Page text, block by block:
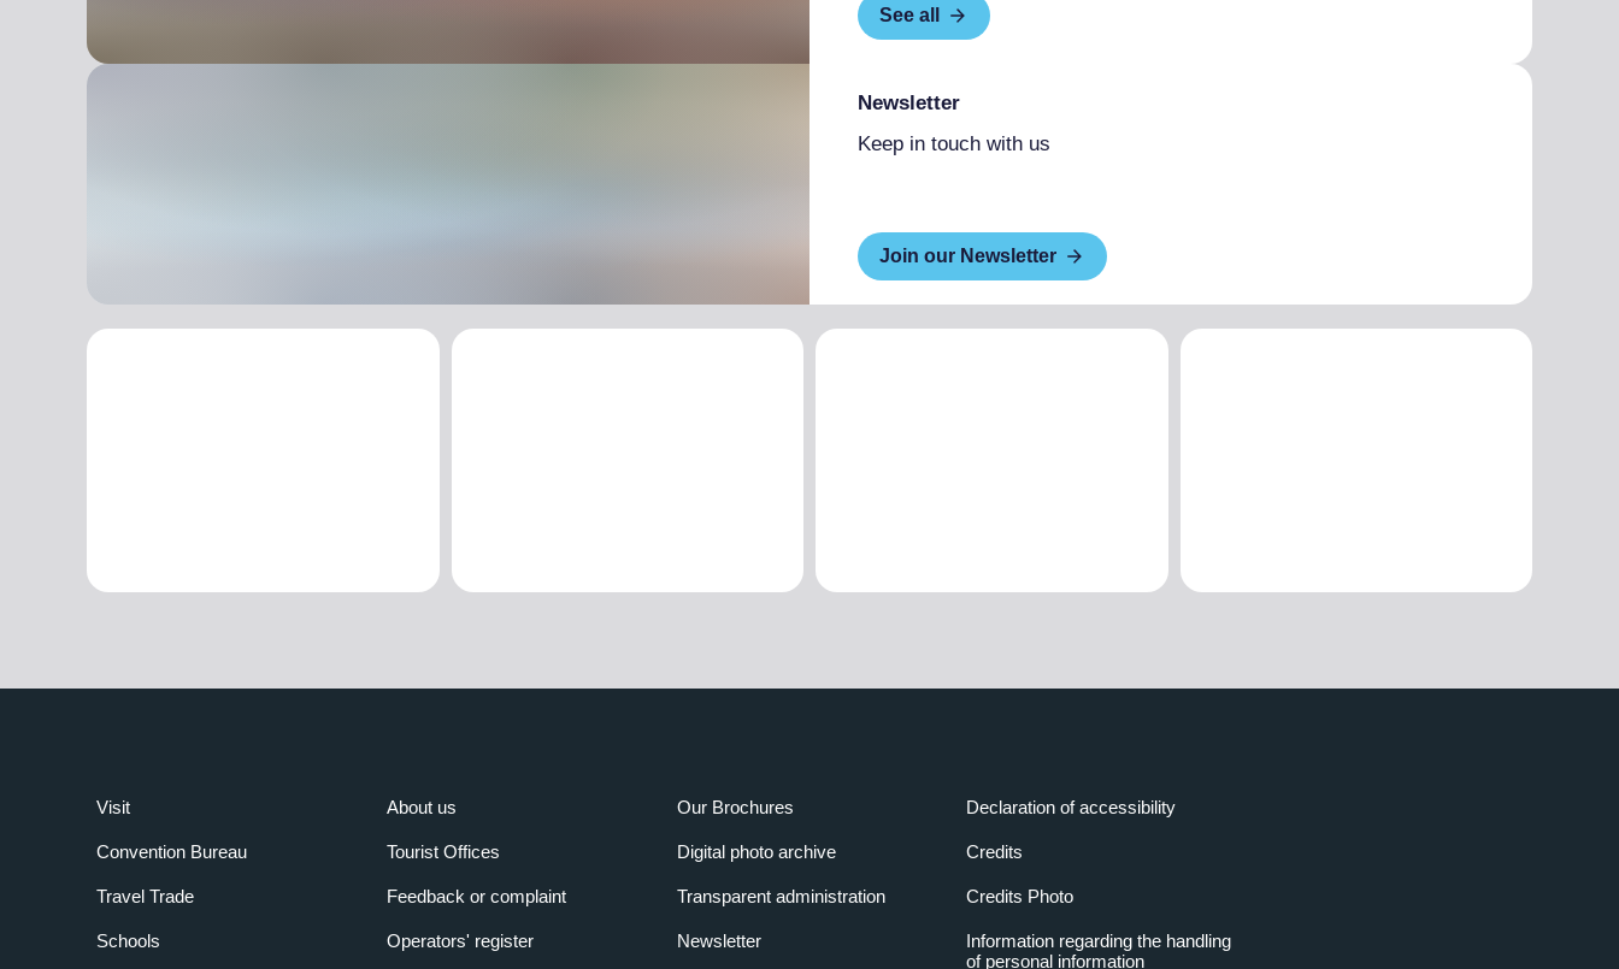
See all
Newsletter
Keep in touch with us
Join our Newsletter
Visit
Convention Bureau
Travel Trade
Schools
About us
Tourist Offices
Feedback or complaint
Operators' register
Our Brochures
Digital photo archive
Transparent administration
Newsletter
Declaration of accessibility
Credits
Credits Photo
Information regarding the handling
of personal information